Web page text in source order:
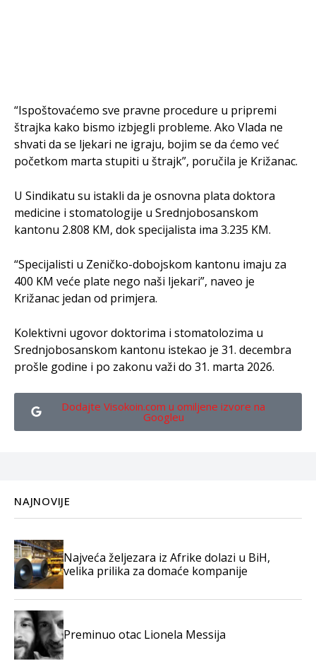
“Ispoštovaćemo sve pravne procedure u pripremi
štrajka kako bismo izbjegli probleme. Ako Vlada ne
shvati da se ljekari ne igraju, bojim se da ćemo već
početkom marta stupiti u štrajk”, poručila je Križanac.
U Sindikatu su istakli da je osnovna plata doktora
medicine i stomatologije u Srednjobosanskom
kantonu 2.808 KM, dok specijalista ima 3.235 KM.
“Specijalisti u Zeničko-dobojskom kantonu imaju za
400 KM veće plate nego naši ljekari”, naveo je
Križanac jedan od primjera.
Kolektivni ugovor doktorima i stomatolozima u
Srednjobosanskom kantonu istekao je 31. decembra
prošle godine i po zakonu važi do 31. marta 2026.
Dodajte Visokoin.com u omiljene izvore na
Googleu
NAJNOVIJE
Najveća željezara iz Afrike dolazi u BiH,
velika prilika za domaće kompanije
Preminuo otac Lionela Messija